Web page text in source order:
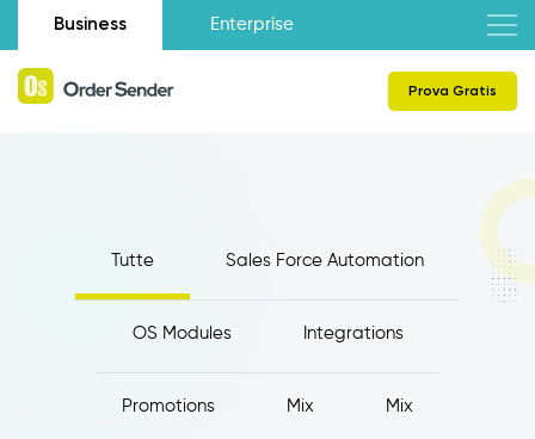
Business Enterprise
Prova Gratis
Tutte Sales Force Automation
OS Modules Integrations
Promotions Mix Mix